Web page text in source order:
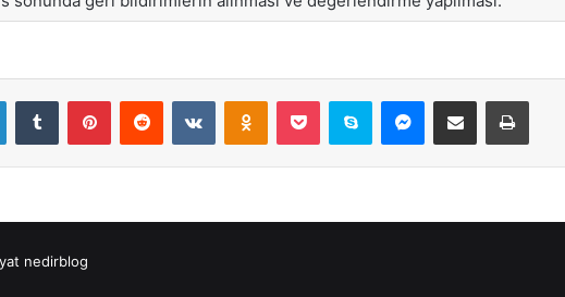
LinkedInTumblr PinterestReddit VKontakteOdnoklassniki
Pocket Skype Messenger
E-Posta ile paylaş Yazdır
nedirblog